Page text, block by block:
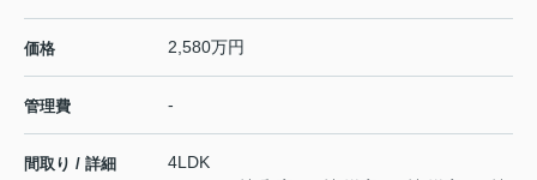
価格 2,580万円
管理費 -
間取り / 詳細
4LDK